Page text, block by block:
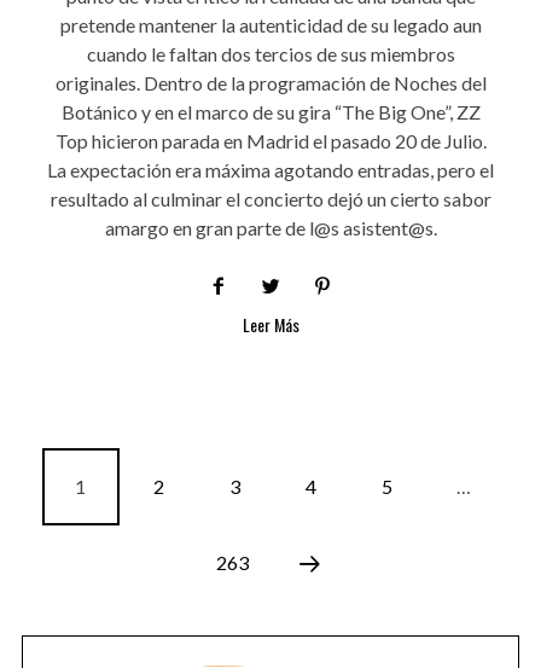
pretende mantener la autenticidad de su legado aun
cuando le faltan dos tercios de sus miembros
originales. Dentro de la programación de Noches del
Botánico y en el marco de su gira “The Big One”, ZZ
Top hicieron parada en Madrid el pasado 20 de Julio.
La expectación era máxima agotando entradas, pero el
resultado al culminar el concierto dejó un cierto sabor
amargo en gran parte de l@s asistent@s.
Leer Más
1 2 3 4 5 …
263